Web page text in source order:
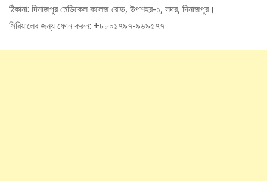
ঠিকানা: দিনাজপুর মেডিকেল কলেজ রোড, উপশহর-১, সদর, দিনাজপুর।
সিরিয়ালের জন্য ফোন করুন: +৮৮০১৭৯৭-৯৬৯৫৭৭